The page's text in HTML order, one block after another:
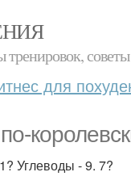
советы
для
Углеводы - 9. 7?